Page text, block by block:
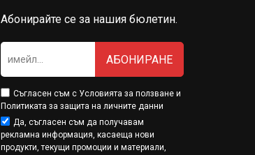
Абонирайте се за нашия бюлетин.
АБОНИРАНЕ
Съгласен съм с Условията за ползванеи
Политиката за защита на личните данни
Да, съгласен съм да получавам
рекламна информация, касаеща нови
продукти, текущи промоции и материали,